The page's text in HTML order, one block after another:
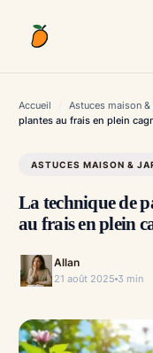
contenu
Accueil Astuces maison &
plantes au frais en plein
ASTUCES MAISON &
La technique de
au frais en plein
Allan
21 août 2025 3 min